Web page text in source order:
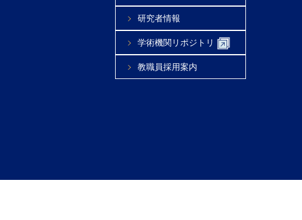
研究者情報
学術機関リポジトリ
教職員採用案内